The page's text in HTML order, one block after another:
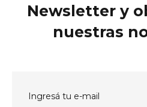
Newsletter y
nuestras